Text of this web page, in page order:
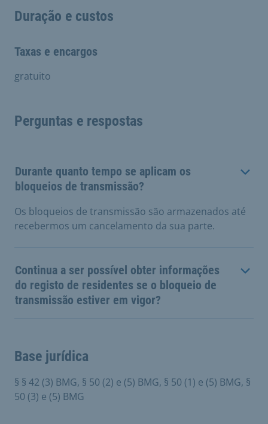
Duração e custos
Taxas e encargos
gratuito
Perguntas e respostas
Durante quanto tempo se aplicam os
bloqueios de transmissão?
Os bloqueios de transmissão são armazenados até
recebermos um cancelamento da sua parte.
Continua a ser possível obter informações
do registo de residentes se o bloqueio de
transmissão estiver em vigor?
Base jurídica
§ § 42 (3) BMG, § 50 (2) e (5) BMG, § 50 (1) e (5) BMG, §
50 (3) e (5) BMG